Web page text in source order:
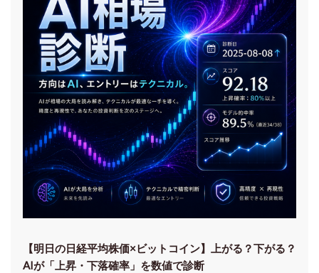
【明日の⽇経平均株価×ビットコイン】上がる？下がる？
AIが「上昇・下落確率」を数値で診断